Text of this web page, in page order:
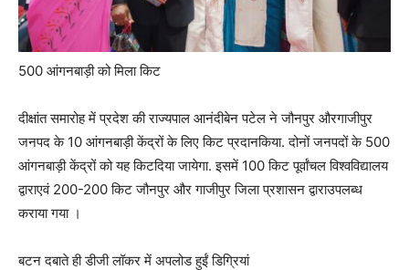
500 आंगनबाड़ी को मिला किट
दीक्षांत समारोह में प्रदेश की राज्यपाल आनंदीबेन पटेल ने जौनपुर औरगाजीपुर
जनपद के 10 आंगनबाड़ी केंद्रों के लिए किट प्रदानकिया. दोनों जनपदों के 500
आंगनबाड़ी केंद्रों को यह किटदिया जायेगा. इसमें 100 किट पूर्वांचल विश्वविद्यालय
द्वाराएवं 200-200 किट जौनपुर और गाजीपुर जिला प्रशासन द्वाराउपलब्ध
कराया गया ।
बटन दबाते ही डीजी लॉकर में अपलोड हुईं डिग्रियां